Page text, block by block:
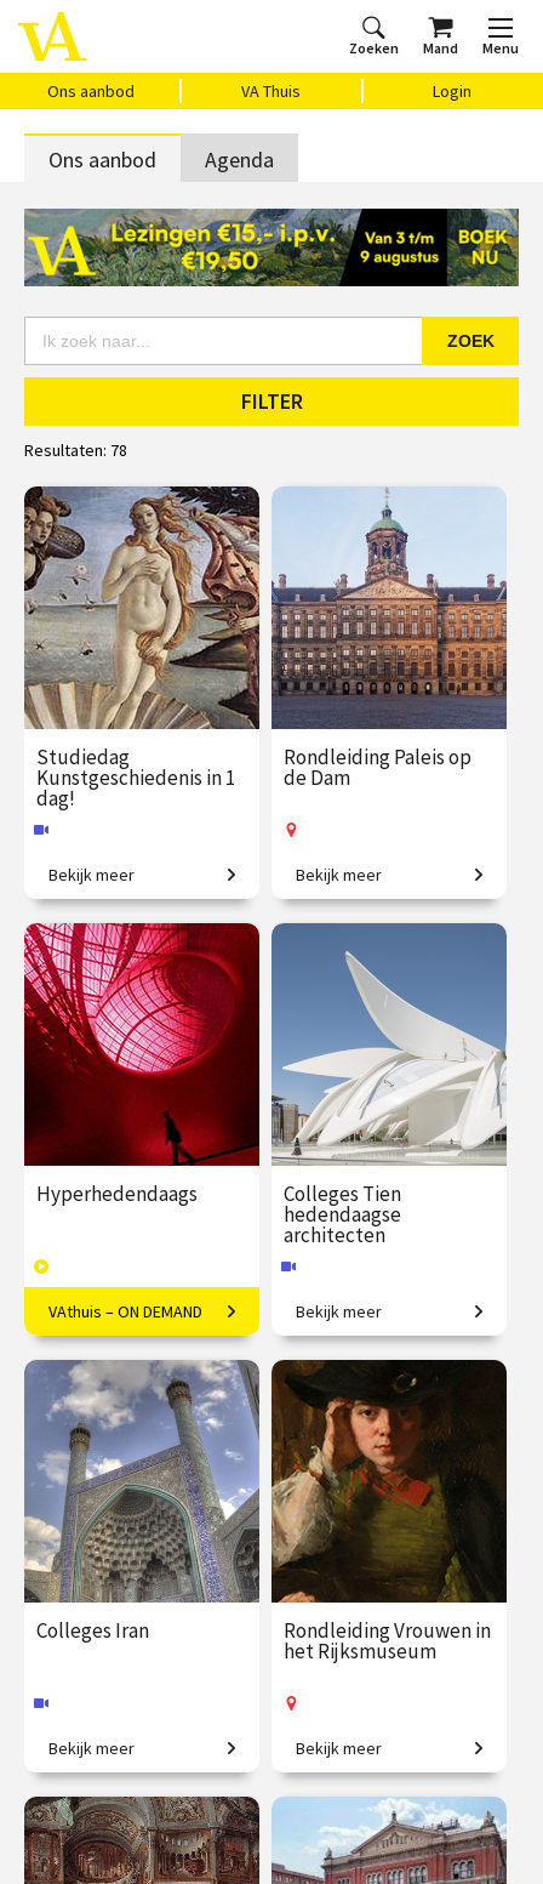
Zoeken Mand Menu
Ons aanbod VA Thuis Login
Home
Ons aanbod
Agenda
VAthuis
Over ons
Vragen?
Cadeaubon
Ons aanbod Agenda
ZOEK
FILTER
Resultaten: 78
Studiedag
Kunstgeschiedenis in 1
dag!
Uitdagende expeditie van
Grieken tot moderne kunst.
€ 65.00
vanaf 13
aug.
Online
Bekijk meer
Rondleiding Paleis op
de Dam
Kom mee en ontdek het
mooiste stadhuis van de
€ 27.50
aug.
Op locatie
Bekijk meer
Hyperhedendaags
Kunst in de eenentwintigste
eeuw
€ 169.00
40
afleveringen
Speeltijd 12 uur
VAthuis
VAthuis – ON DEMAND
Colleges Tien
hedendaagse
architecten
Van iconische gebouwen tot
innovatief materiaalgebruik.
€ 345.00
vanaf 24
sep.
Online
Bekijk meer
Colleges Iran
Van Persepolis tot het
moderne Teheran.
€ 195.00
vanaf 22
sep.
Bekijk meer
Rondleiding Vrouwen in
het Rijksmuseum
Van legendarische heldinnen
tot regentessen.
€ 27.50
vanaf 19
aug.
Bekijk meer